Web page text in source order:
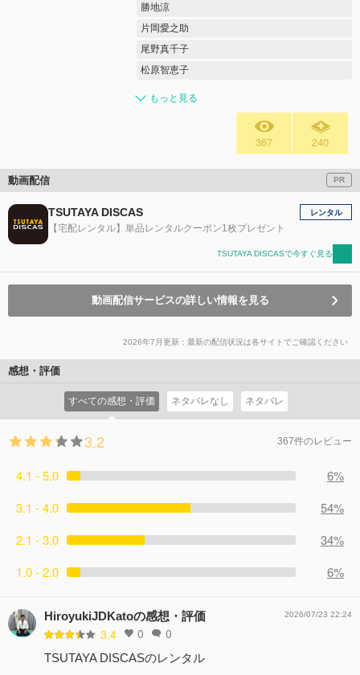
勝地涼
片岡愛之助
尾野真千子
松原智恵子
もっと見る
367 240
動画配信 PR
TSUTAYA DISCAS
【宅配レンタル】単品レンタルクーポン1枚プレゼント
レンタル
TSUTAYA DISCASで今すぐ見る
動画配信サービスの詳しい情報を見る
2026年7月更新：最新の配信状況は各サイトでご確認ください
感想・評価
すべての感想・評価 ネタバレなし ネタバレ
3.2 367件のレビュー
4.1 - 5.0
6%
3.1 - 4.0
54%
2.1 - 3.0
34%
1.0 - 2.0
6%
HiroyukiJDKatoの感想・評価
3.4 0 0
2026/07/23 22:24
TSUTAYA DISCASのレンタル